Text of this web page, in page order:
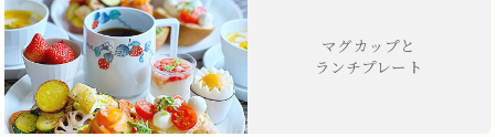
マグカップと
ランチプレート